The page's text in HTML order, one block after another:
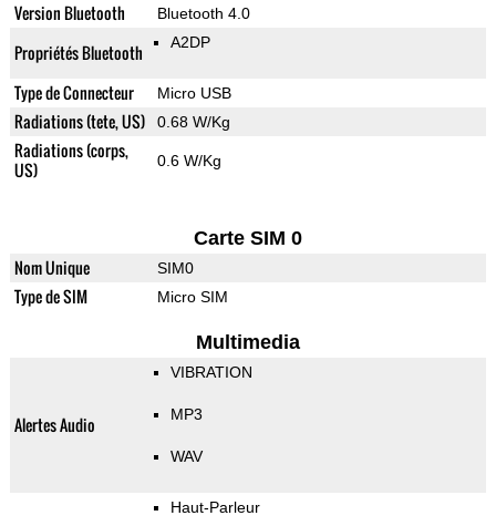
Version Bluetooth Bluetooth 4.0
Propriétés Bluetooth A2DP
Type de Connecteur Micro USB
Radiations (tete, US) 0.68 W/Kg
Radiations (corps,
US)
0.6 W/Kg
Carte SIM 0
Nom Unique SIM0
Type de SIM Micro SIM
Multimedia
Alertes Audio
VIBRATION
MP3
WAV
Haut-Parleur